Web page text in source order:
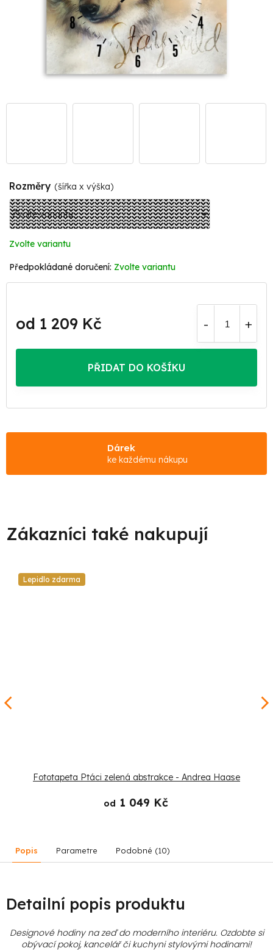
Rozměry (šířka x výška)
Zvolte variantu
Zvolte variantu
od 1 209 Kč
cena:
PŘIDAT DO KOŠÍKU
Dárek
ke každému nákupu
Lepidlo zdarma
Fototapeta Ptáci zelená abstrakce - Andrea Haase
od 1 049 Kč
Popis Parametre Podobné (10)
Detailní popis produktu
Designové hodiny na zeď do moderního interiéru. Ozdobte si
obývací pokoj, kancelář či kuchyni stylovými hodinami!